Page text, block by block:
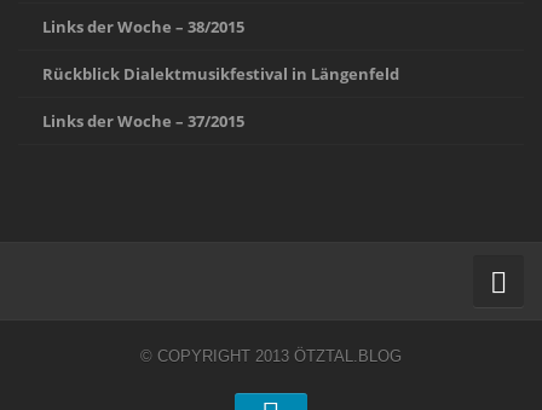
Links der Woche – 38/2015
Rückblick Dialektmusikfestival in Längenfeld
Links der Woche – 37/2015
© COPYRIGHT 2013 ÖTZTAL.BLOG